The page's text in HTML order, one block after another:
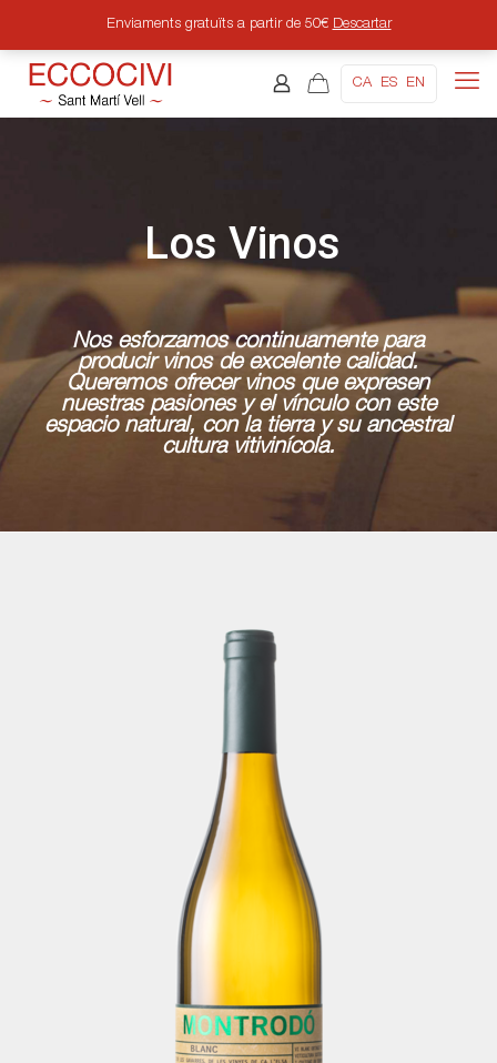
CA ES EN
Los Vinos
Nos esforzamos continuamente para
producir vinos de excelente calidad.
Queremos ofrecer vinos que expresen
nuestras pasiones y el vínculo con este
espacio natural, con la tierra y su ancestral
cultura vitivinícola.
Enviaments gratuïts a partir de 50€ Descartar